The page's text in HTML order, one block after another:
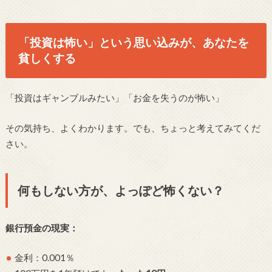
「投資は怖い」という思い込みが、あなたを
貧しくする
「投資はギャンブルみたい」「お金を失うのが怖い」
その気持ち、よくわかります。でも、ちょっと考えてみてくだ
さい。
何もしない方が、よっぽど怖くない？
銀行預金の現実：
金利：0.001％